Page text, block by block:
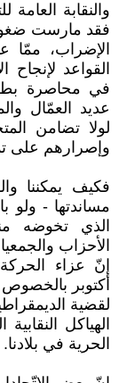
فقد مارست
الإضراب، ممّا
القواعد
في محاصرة
عديد العمّال
لولا تضامن
وإصرارهم على
فكيف يمكننا
مساندتها - ولو
الأحزاب
أكتوبر
لقضية
الهياكل
الحرية في بلادنا.